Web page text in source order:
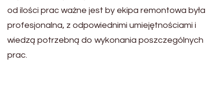
od ilości prac ważne jest by ekipa remontowa była
profesjonalna, z odpowiednimi umiejętnościami i
wiedzą potrzebną do wykonania poszczególnych
prac.